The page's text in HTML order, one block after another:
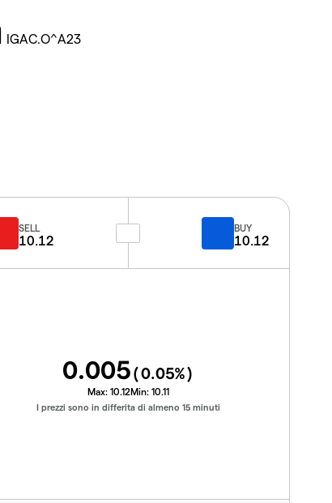
IGAC.O^A23
SELL
10.12
BUY
10.12
0.005(0.05%)
Max: 10.12Min: 10.11
I prezzi sono in differita di almeno 15 minuti